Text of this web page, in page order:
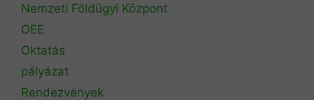
Nemzeti Földügyi Központ
OEE
Oktatás
pályázat
Rendezvények